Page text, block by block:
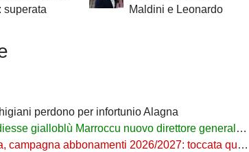
superata
Maldini e Leonardo
perdono per infortunio Alagna
gialloblù Marroccu nuovo direttore generale della Reggina
abbonamenti 2026/2027: toccata quota 11mila